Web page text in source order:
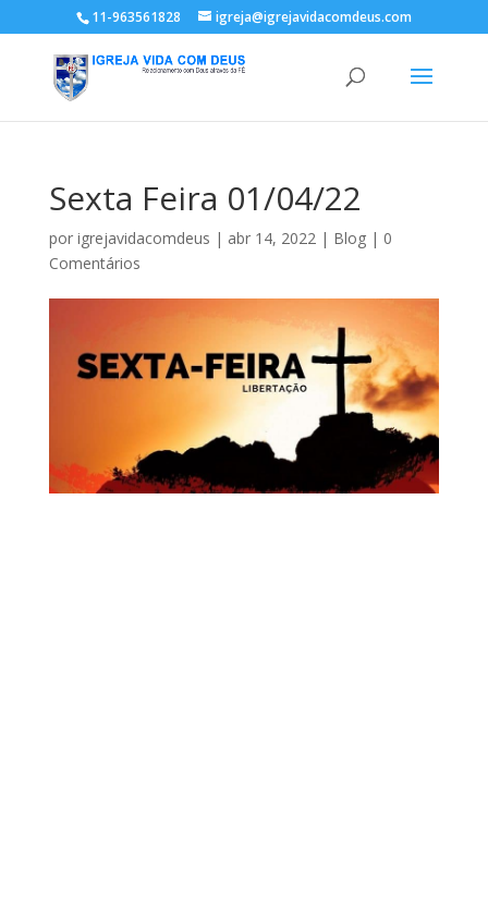
11-963561828 igreja@igrejavidacomdeus.com
Sexta Feira 01/04/22
por igrejavidacomdeus | abr 14, 2022| Blog| 0
Comentários